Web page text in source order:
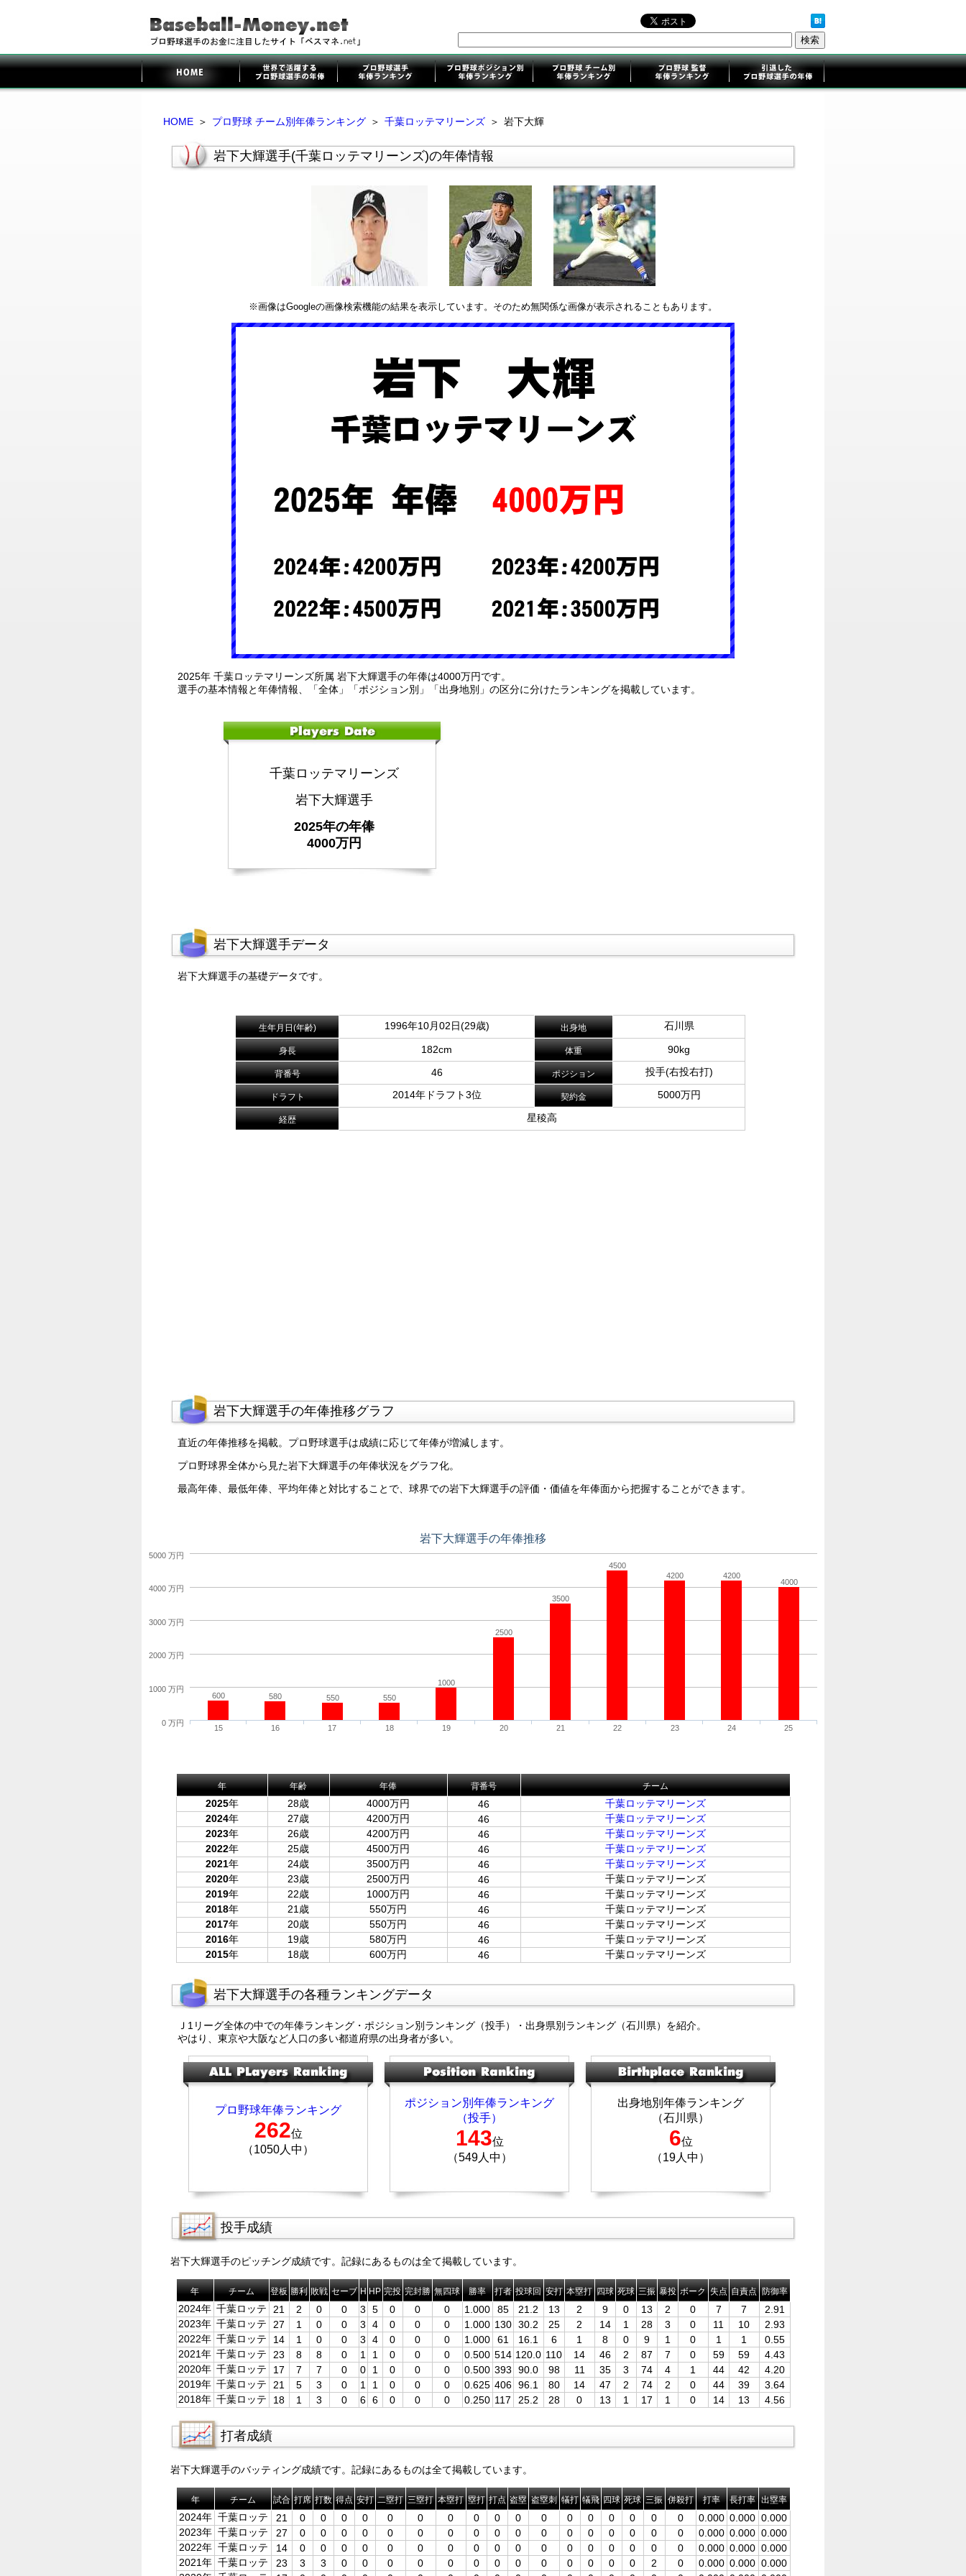
HOME ＞ プロ野球 チーム別年俸ランキング ＞ 千葉ロッテマリーンズ ＞ 岩下大輝
岩下大輝選手(千葉ロッテマリーンズ)の年俸情報
※画像はGoogleの画像検索機能の結果を表示しています。そのため無関係な画像が表示されることもあります。
2025年 千葉ロッテマリーンズ所属 岩下大輝選手の年俸は4000万円です。
選手の基本情報と年俸情報、「全体」「ポジション別」「出身地別」の区分に分けたランキングを掲載しています。
千葉ロッテマリーンズ
岩下大輝選手
2025年の年俸
4000万円
岩下大輝選手データ
岩下大輝選手の基礎データです。
生年月日(年齢) 1996年10月02日(29歳) 出身地 石川県
身長 182cm 体重 90kg
背番号 46 ポジション 投手(右投右打)
ドラフト 2014年ドラフト3位 契約金 5000万円
経歴 星稜高
岩下大輝選手の年俸推移グラフ
直近の年俸推移を掲載。プロ野球選手は成績に応じて年俸が増減します。
プロ野球界全体から見た岩下大輝選手の年俸状況をグラフ化。
最高年俸、最低年俸、平均年俸と対比することで、球界での岩下大輝選手の評価・価値を年俸面から把握することができます。
岩下大輝選手の年俸推移
600 580 550 550
1000
2500
3500
4500
4200
4200
4000
15 16 17 18 19 20 21 22 23 24 25
0 万円
1000 万円
2000 万円
3000 万円
4000 万円
5000 万円
年 年齢 年俸 背番号 チーム
2025年 28歳 4000万円 46
千葉ロッテマリーンズ
2024年 27歳 4200万円 46
千葉ロッテマリーンズ
2023年 26歳 4200万円 46
千葉ロッテマリーンズ
2022年 25歳 4500万円 46
千葉ロッテマリーンズ
2021年 24歳 3500万円 46
千葉ロッテマリーンズ
2020年 23歳 2500万円 46
千葉ロッテマリーンズ
2019年 22歳 1000万円 46
千葉ロッテマリーンズ
2018年 21歳 550万円 46
千葉ロッテマリーンズ
2017年 20歳 550万円 46
千葉ロッテマリーンズ
2016年 19歳 580万円 46
千葉ロッテマリーンズ
2015年 18歳 600万円 46 千葉ロッテマリーンズ
岩下大輝選手の各種ランキングデータ
Ｊ1リーグ全体の中での年俸ランキング・ポジション別ランキング（投手）・出身県別ランキング（石川県）を紹介。
やはり、東京や大阪など人口の多い都道府県の出身者が多い。
プロ野球年俸ランキング
262位
（1050人中）
ポジション別年俸ランキング
（投手）
143位
（549人中）
出身地別年俸ランキング
（石川県）
6位
（19人中）
投手成績
岩下大輝選手のピッチング成績です。記録にあるものは全て掲載しています。
年 チーム 登板 勝利 敗戦 セーブ H HP 完投 完封勝 無四球 勝率 打者 投球回 安打 本塁打 四球 死球 三振 暴投 ボーク 失点 自責点 防御率
2024年 千葉ロッテ 21 2 0 0 3 5 0 0 0 1.000 85 21.2 13 2 9 0 13 2 0 7 7
2.91
2023年 千葉ロッテ 27 1 0 0 3 4 0 0 0 1.000 130 30.2 25 2 14 1 28 3 0 11 10
2.93
2022年 千葉ロッテ 14 1 0 0 3 4 0 0 0 1.000 61 16.1 6 1 8 0 9 1 0 1 1
0.55
2021年 千葉ロッテ 23 8 8 0 1 1 0 0 0 0.500 514 120.0 110 14 46 2 87 7 0 59 59
4.43
2020年 千葉ロッテ 17 7 7 0 0 1 0 0 0 0.500 393 90.0 98 11 35 3 74 4 1 44 42
4.20
2019年 千葉ロッテ 21 5 3 0 1 1 0 0 0 0.625 406 96.1 80 14 47 2 74 2 0 44 39
3.64
2018年 千葉ロッテ 18 1 3 0 6 6 0 0 0 0.250 117 25.2 28 0 13 1 17 1 0 14 13 4.56
打者成績
岩下大輝選手のバッティング成績です。記録にあるものは全て掲載しています。
年 チーム 試合 打席 打数 得点 安打 二塁打 三塁打 本塁打 塁打 打点 盗塁 盗塁刺 犠打 犠飛 四球 死球 三振 併殺打 打率 長打率 出塁率
2024年 千葉ロッテ 21 0 0 0 0 0 0 0 0 0 0 0 0 0 0 0 0 0 0.000 0.000 0.000
2023年 千葉ロッテ 27 0 0 0 0 0 0 0 0 0 0 0 0 0 0 0 0 0 0.000 0.000 0.000
2022年 千葉ロッテ 14 0 0 0 0 0 0 0 0 0 0 0 0 0 0 0 0 0 0.000 0.000 0.000
2021年 千葉ロッテ 23 3 3 0 0 0 0 0 0 0 0 0 0 0 0 0 2 0 0.000 0.000 0.000